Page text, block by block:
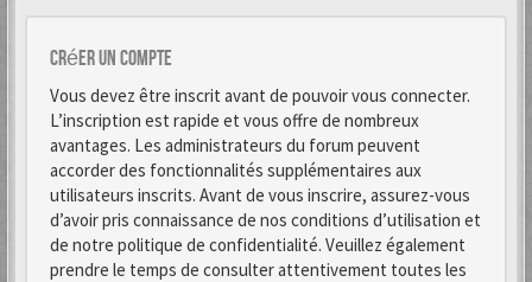
Créer un Compte
Vous devez être inscrit avant de pouvoir vous connecter.
L’inscription est rapide et vous offre de nombreux
avantages. Les administrateurs du forum peuvent
accorder des fonctionnalités supplémentaires aux
utilisateurs inscrits. Avant de vous inscrire, assurez-vous
d’avoir pris connaissance de nos conditions d’utilisation et
de notre politique de confidentialité. Veuillez également
prendre le temps de consulter attentivement toutes les